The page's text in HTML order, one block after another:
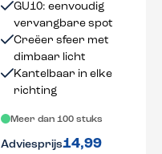
GU10: eenvoudig
vervangbare spot
Creëer sfeer met
dimbaar licht
Kantelbaar in elke
richting
Meer dan 100 stuks
Adviesprijs14,99